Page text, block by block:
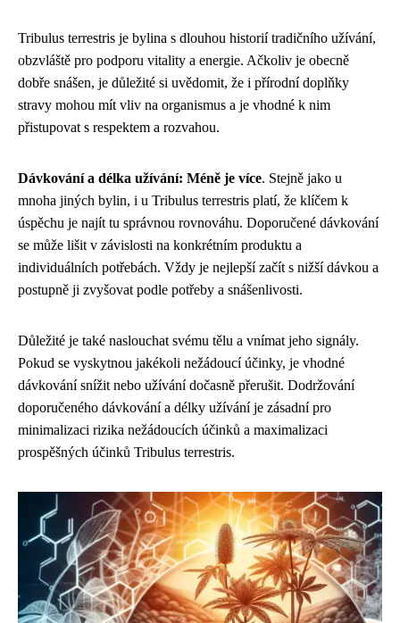
Tribulus terrestris je bylina s dlouhou historií tradičního užívání,
obzvláště pro podporu vitality a energie. Ačkoliv je obecně
dobře snášen, je důležité si uvědomit, že i přírodní doplňky
stravy mohou mít vliv na organismus a je vhodné k nim
přistupovat s respektem a rozvahou.
Dávkování a délka užívání: Méně je více. Stejně jako u
mnoha jiných bylin, i u Tribulus terrestris platí, že klíčem k
úspěchu je najít tu správnou rovnováhu. Doporučené dávkování
se může lišit v závislosti na konkrétním produktu a
individuálních potřebách. Vždy je nejlepší začít s nižší dávkou a
postupně ji zvyšovat podle potřeby a snášenlivosti.
Důležité je také naslouchat svému tělu a vnímat jeho signály.
Pokud se vyskytnou jakékoli nežádoucí účinky, je vhodné
dávkování snížit nebo užívání dočasně přerušit. Dodržování
doporučeného dávkování a délky užívání je zásadní pro
minimalizaci rizika nežádoucích účinků a maximalizaci
prospěšných účinků Tribulus terrestris.